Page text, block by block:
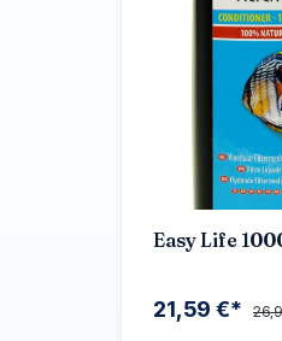
Easy Life
21,59 €*